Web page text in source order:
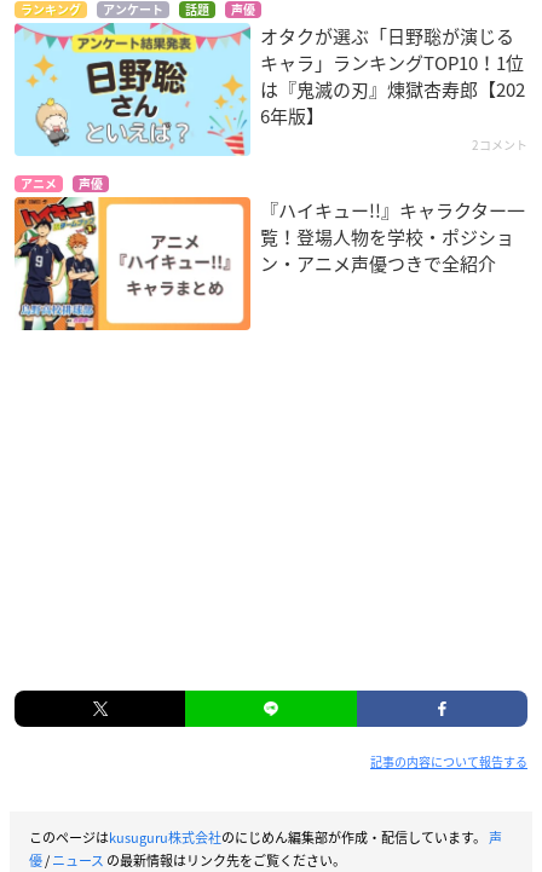
ランキング アンケート 話題 声優
オタクが選ぶ「日野聡が演じる
キャラ」ランキングTOP10！1位
は『鬼滅の刃』煉󠄁獄杏寿郎【202
6年版】
2コメント
アニメ 声優
『ハイキュー!!』キャラクター一
覧！登場人物を学校・ポジショ
ン・アニメ声優つきで全紹介
記事の内容について報告する
このページはkusuguru株式会社のにじめん編集部が作成・配信しています。 声
優/ニュース の最新情報はリンク先をご覧ください。